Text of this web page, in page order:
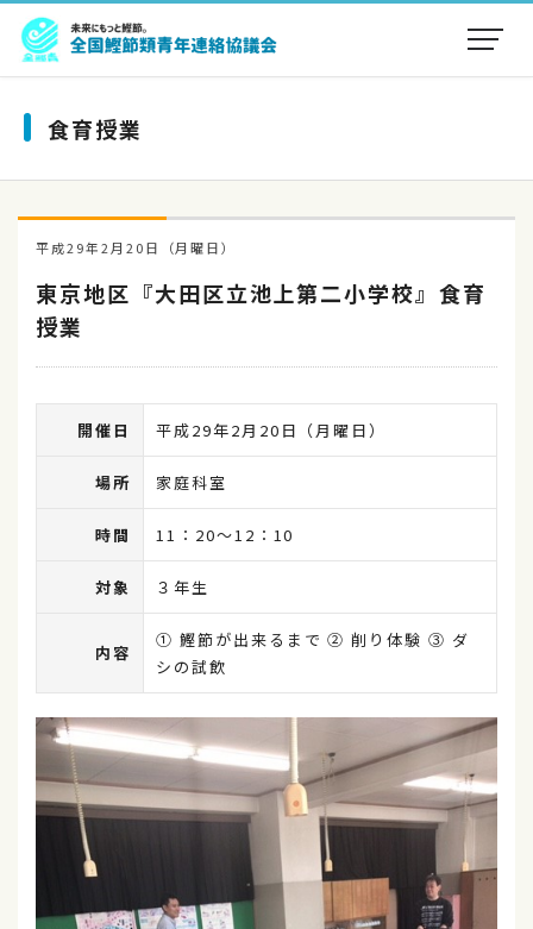
食育授業
平成29年2月20日（月曜日）
東京地区『大田区立池上第二小学校』食育
授業
開催日 平成29年2月20日（月曜日）
場所 家庭科室
時間 11：20～12：10
対象 ３年生
内容
① 鰹節が出来るまで ② 削り体験 ③ ダ
シの試飲